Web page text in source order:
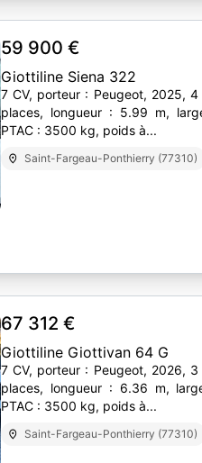
59 900 €
Giottiline Siena 322
7 CV, porteur : Peugeot, 2025,
places, longueur : 5.99 m,
PTAC : 3500 kg, poids à...
Saint-Fargeau-Ponthierry (77310)
67 312 €
Giottiline Giottivan 64 G
7 CV, porteur : Peugeot, 2026,
places, longueur : 6.36 m,
PTAC : 3500 kg, poids à...
Saint-Fargeau-Ponthierry (77310)